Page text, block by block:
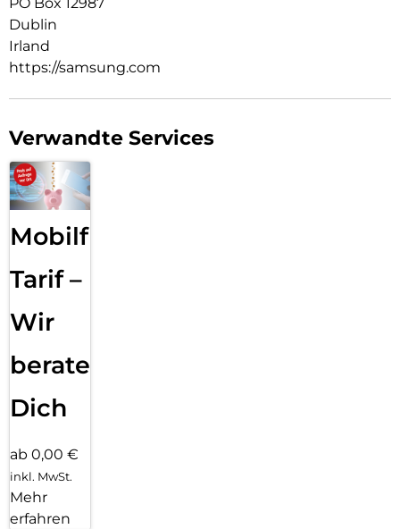
Dublin
Irland
https://samsung.com
Verwandte Services
Mobilfunk
Tarif –
Wir
beraten
Dich
ab 0,00 €
inkl. MwSt.
Mehr
erfahren